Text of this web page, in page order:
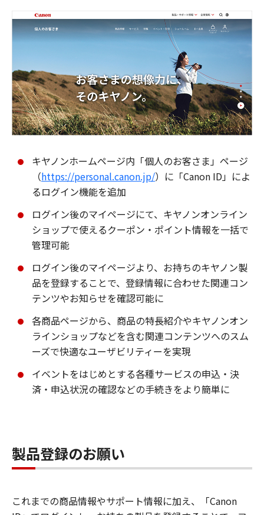
キヤノンホームページ内「個人のお客さま」ページ
（https://personal.canon.jp/）に「Canon ID」によ
るログイン機能を追加
ログイン後のマイページにて、キヤノンオンライン
ショップで使えるクーポン・ポイント情報を一括で
管理可能
ログイン後のマイページより、お持ちのキヤノン製
品を登録することで、登録情報に合わせた関連コン
テンツやお知らせを確認可能に
各商品ページから、商品の特長紹介やキヤノンオン
ラインショップなどを含む関連コンテンツへのスム
ーズで快適なユーザビリティーを実現
イベントをはじめとする各種サービスの申込・決
済・申込状況の確認などの手続きをより簡単に
製品登録のお願い
これまでの商品情報やサポート情報に加え、「Canon